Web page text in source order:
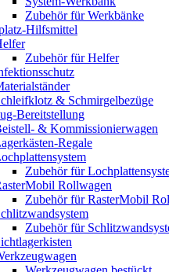
Zubehör für Werkbänke
Hilfsmittel
Zubehör für Helfer
& Schmirgelbezüge
Bereitstellung
& Kommissionierwagen
Regale
Zubehör für
Rollwagen
Zubehör für RasterMobil
Zubehör für